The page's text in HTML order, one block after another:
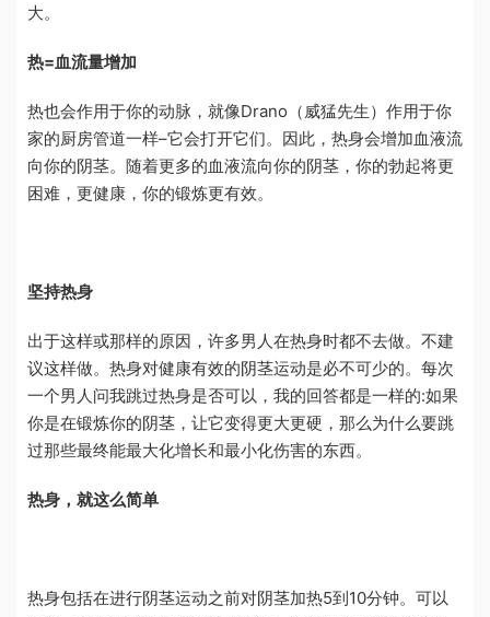
大。
热=血流量增加
热也会作用于你的动脉，就像Drano（威猛先生）作用于你
家的厨房管道一样–它会打开它们。因此，热身会增加血液流
向你的阴茎。随着更多的血液流向你的阴茎，你的勃起将更
困难，更健康，你的锻炼更有效。
坚持热身
出于这样或那样的原因，许多男人在热身时都不去做。不建
议这样做。热身对健康有效的阴茎运动是必不可少的。每次
一个男人问我跳过热身是否可以，我的回答都是一样的:如果
你是在锻炼你的阴茎，让它变得更大更硬，那么为什么要跳
过那些最终能最大化增长和最小化伤害的东西。
热身，就这么简单
热身包括在进行阴茎运动之前对阴茎加热5到10分钟。可以